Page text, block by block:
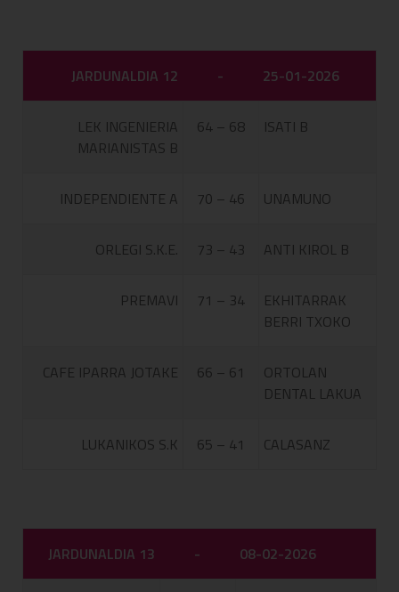
JARDUNALDIA 12 - 25-01-2026
LEK INGENIERIA
MARIANISTAS B
64 – 68 ISATI B
INDEPENDIENTE A 70 – 46 UNAMUNO
ORLEGI S.K.E. 73 – 43 ANTI KIROL B
PREMAVI 71 – 34
EKHITARRAK
BERRI TXOKO
CAFE IPARRA JOTAKE 66 – 61
ORTOLAN
DENTAL LAKUA
LUKANIKOS S.K 65 – 41 CALASANZ
JARDUNALDIA 13 - 08-02-2026